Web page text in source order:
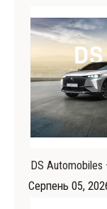
DS Automobiles
Серпень 05,